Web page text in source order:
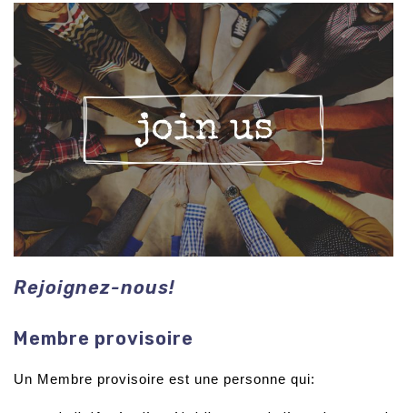
Rejoignez-nous!
Membre provisoire
Un Membre provisoire est une personne qui: